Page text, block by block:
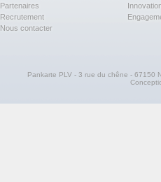
Partenaires
Recrutement
Nous contacter
Pankarte PLV - 3 rue du chêne - 67150